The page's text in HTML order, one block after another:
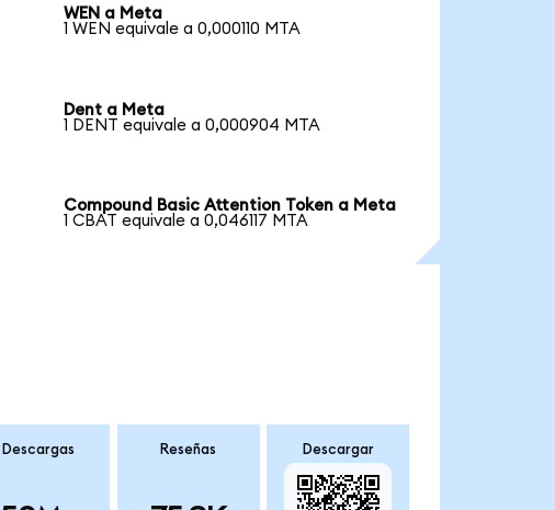
WEN a Meta
1 WEN equivale a 0,000110 MTA
Dent a Meta
1 DENT equivale a 0,000904 MTA
Compound Basic Attention Token a Meta
1 CBAT equivale a 0,046117 MTA
Descargas Reseñas Descargar